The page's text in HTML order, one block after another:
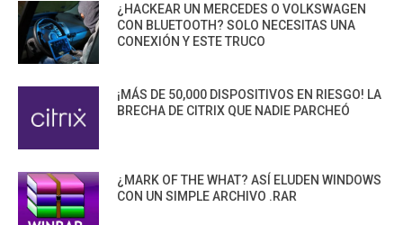
¿HACKEAR UN MERCEDES O VOLKSWAGEN
CON BLUETOOTH? SOLO NECESITAS UNA
CONEXIÓN Y ESTE TRUCO
¡MÁS DE 50,000 DISPOSITIVOS EN RIESGO! LA
BRECHA DE CITRIX QUE NADIE PARCHEÓ
¿MARK OF THE WHAT? ASÍ ELUDEN WINDOWS
CON UN SIMPLE ARCHIVO .RAR